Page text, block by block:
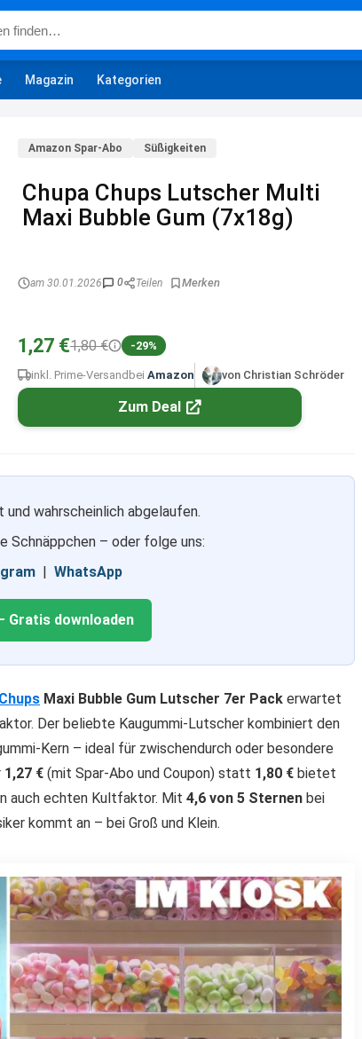
Magazin Kategorien
Amazon Spar-Abo Süßigkeiten
Chupa Chups Lutscher Multi
Maxi Bubble Gum (7x18g)
am 30.01.2026 0 Teilen
1,27 €1,80 € -29%
inkl. Prime-Versand bei Amazon von Christian Schröder
Zum Deal
wahrscheinlich abgelaufen.
Schnäppchen – oder folge uns:
| WhatsApp
Gratis downloaden
Maxi Bubble Gum Lutscher 7er Pack erwartet
Der beliebte Kaugummi-Lutscher kombiniert den
Kern – ideal für zwischendurch oder besondere
1,27 € (mit Spar-Abo und Coupon) statt 1,80 € bietet
auch echten Kultfaktor. Mit 4,6 von 5 Sternen bei
kommt an – bei Groß und Klein.